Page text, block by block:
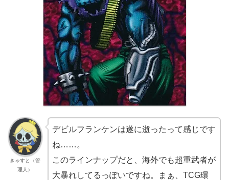
きゃすと（管
理人）
デビルフランケンは遂に逝ったって感じです
ね……。
このラインナップだと、海外でも超重武者が
大暴れしてるっぽいですね。まぁ、TCG環